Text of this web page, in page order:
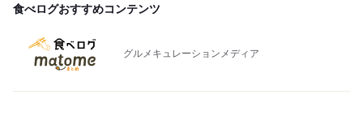
食べログおすすめコンテンツ
グルメキュレーションメディア